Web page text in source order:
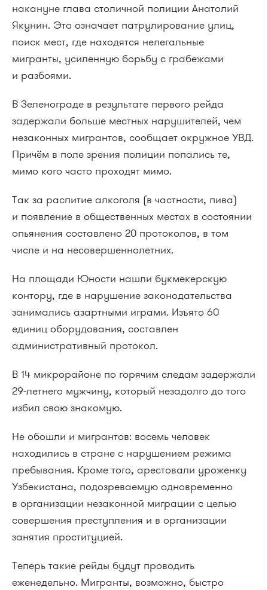
накануне глава столичной полиции Анатолий
Якунин. Это означает патрулирование улиц,
поиск мест, где находятся нелегальные
мигранты, усиленную борьбу с грабежами
и разбоями.
В Зеленограде в результате первого рейда
задержали больше местных нарушителей, чем
незаконных мигрантов, сообщает окружное УВД.
Причём в поле зрения полиции попались те,
мимо кого часто проходят мимо.
Так за распитие алкоголя (в частности, пива)
и появление в общественных местах в состоянии
опьянения составлено 20 протоколов, в том
числе и на несовершеннолетних.
На площади Юности нашли букмекерскую
контору, где в нарушение законодательства
занимались азартными играми. Изъято 60
единиц оборудования, составлен
административный протокол.
В 14 микрорайоне по горячим следам задержали
29-летнего мужчину, который незадолго до того
избил свою знакомую.
Не обошли и мигрантов: восемь человек
находились в стране с нарушением режима
пребывания. Кроме того, арестовали уроженку
Узбекистана, подозреваемую одновременно
в организации незаконной миграции с целью
совершения преступления и в организации
занятия проституцией.
Теперь такие рейды будут проводить
еженедельно. Мигранты, возможно, быстро